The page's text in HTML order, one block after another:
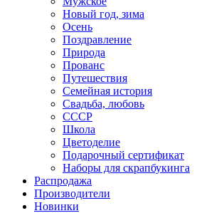
Новый год, зима
Осень
Поздравление
Природа
Прованс
Путешествия
Семейная история
Свадьба, любовь
СССР
Школа
Цветоделие
Подарочный сертификат
Наборы для скрапбукинга
Распродажа
Производители
Новинки